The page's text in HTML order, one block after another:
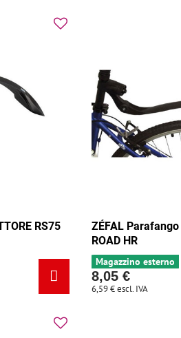
RS75
ZÉFAL
ROAD HR
Magazzino esterno
8,05 €
6,59 €escl. IVA